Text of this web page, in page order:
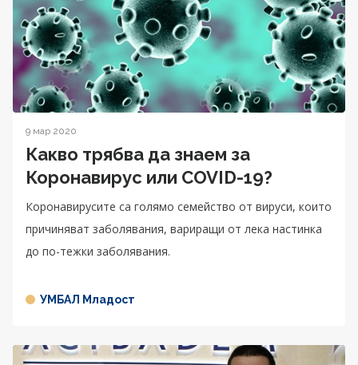
9 мар 2020
Какво трябва да знаем за
Коронавирус или COVID-19?
Коронавирусите са голямо семейство от вируси, които
причиняват заболявания, вариращи от лека настинка
до по-тежки заболявания.
УМБАЛ Младост